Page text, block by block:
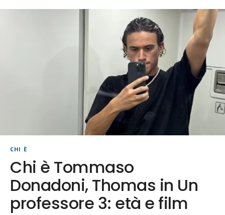
CHI È
Chi è Tommaso
Donadoni, Thomas in Un
professore 3: età e film